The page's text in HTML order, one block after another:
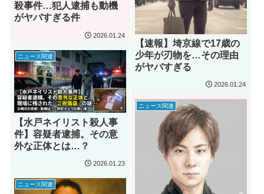
殺事件…犯人逮捕も動機
がヤバすぎる件
2026.01.24
【速報】埼京線で17歳の
少年が刃物を…その理由
がヤバすぎる
2026.01.24
ニュース関連
【水戸ネイリスト殺人事
件】容疑者逮捕。その意
外な正体とは…？
2026.01.23
ニュース関連
ニュース関連